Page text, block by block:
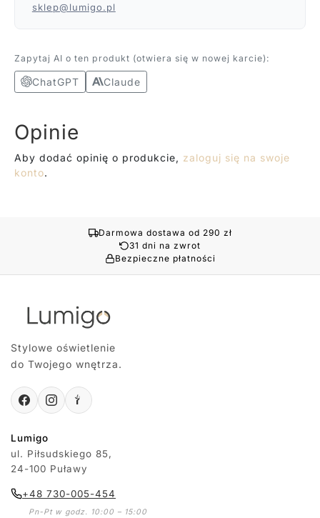
sklep@lumigo.pl
Zapytaj AI o ten produkt (otwiera się w nowej karcie):
ChatGPT Claude
Opinie
Aby dodać opinię o produkcie, zaloguj się na swoje
konto.
Darmowa dostawa od 290 zł
31 dni na zwrot
Bezpieczne płatności
Stylowe oświetlenie
do Twojego wnętrza.
Lumigo
ul. Piłsudskiego 85,
24-100 Puławy
+48 730-005-454
Pn-Pt w godz. 10:00 – 15:00